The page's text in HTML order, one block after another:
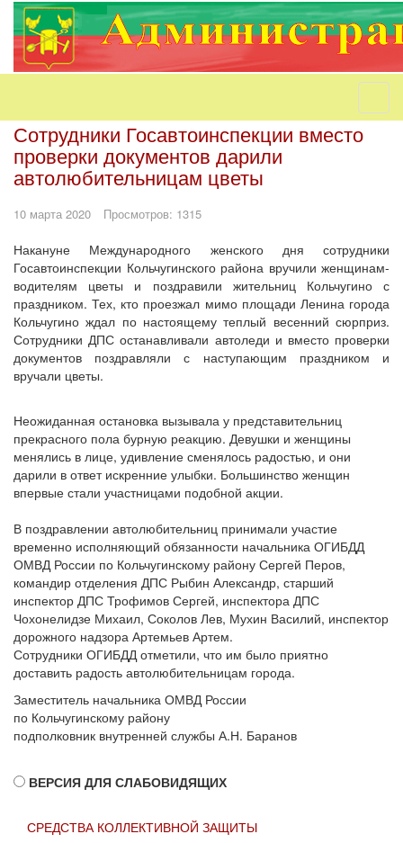
Сотрудники Госавтоинспекции вместо
проверки документов дарили
автолюбительницам цветы
10 марта 2020 Просмотров: 1315
Накануне Международного женского дня сотрудники
Госавтоинспекции Кольчугинского района вручили женщинам-
водителям цветы и поздравили жительниц Кольчугино с
праздником. Тех, кто проезжал мимо площади Ленина города
Кольчугино ждал по настоящему теплый весенний сюрприз.
Сотрудники ДПС останавливали автоледи и вместо проверки
документов поздравляли с наступающим праздником и
вручали цветы.
Неожиданная остановка вызывала у представительниц
прекрасного пола бурную реакцию. Девушки и женщины
менялись в лице, удивление сменялось радостью, и они
дарили в ответ искренние улыбки. Большинство женщин
впервые стали участницами подобной акции.
В поздравлении автолюбительниц принимали участие
временно исполняющий обязанности начальника ОГИБДД
ОМВД России по Кольчугинскому району Сергей Перов,
командир отделения ДПС Рыбин Александр, старший
инспектор ДПС Трофимов Сергей, инспектора ДПС
Чохонелидзе Михаил, Соколов Лев, Мухин Василий, инспектор
дорожного надзора Артемьев Артем.
Сотрудники ОГИБДД отметили, что им было приятно
доставить радость автолюбительницам города.
Заместитель начальника ОМВД России
по Кольчугинскому району
подполковник внутренней службы А.Н. Баранов
ВЕРСИЯ ДЛЯ СЛАБОВИДЯЩИХ
СРЕДСТВА КОЛЛЕКТИВНОЙ ЗАЩИТЫ